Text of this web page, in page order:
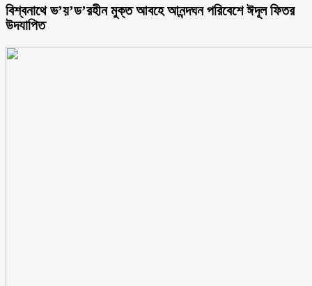
বিশ্বনাথে ভ’য়’ড’রহীন মুক্ত আবহে আনন্দঘন পরিবেশে ঈদূল ফিতর
উদযাপিত